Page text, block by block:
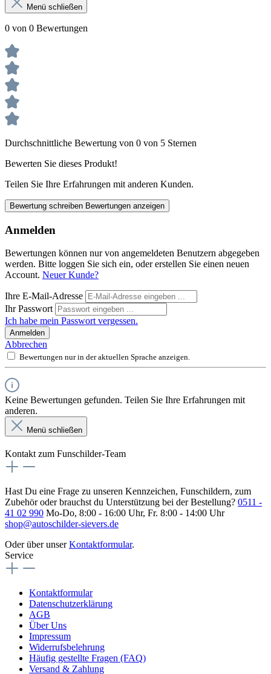
Menü schließen
0 von 0 Bewertungen
Durchschnittliche Bewertung von 0 von 5 Sternen
Bewerten Sie dieses Produkt!
Teilen Sie Ihre Erfahrungen mit anderen Kunden.
Bewertung schreiben Bewertungen anzeigen
Anmelden
Bewertungen können nur von angemeldeten Benutzern abgegeben
werden. Bitte loggen Sie sich ein, oder erstellen Sie einen neuen
Account. Neuer Kunde?
Ihre E-Mail-Adresse
Ihr Passwort
Ich habe mein Passwort vergessen.
Anmelden
Abbrechen
Bewertungen nur in der aktuellen Sprache anzeigen.
Keine Bewertungen gefunden. Teilen Sie Ihre Erfahrungen mit
anderen.
Menü schließen
Kontakt zum Funschilder-Team
Hast Du eine Frage zu unseren Kennzeichen, Funschildern, zum
Zubehör oder brauchst du Unterstützung bei der Bestellung? 0511 -
41 02 990 Mo-Do, 8:00 - 16:00 Uhr, Fr. 8:00 - 14:00 Uhr
shop@autoschilder-sievers.de
Oder über unserKontaktformular.
Service
Kontaktformular
Datenschutzerklärung
AGB
Über Uns
Impressum
Widerrufsbelehrung
Häufig gestellte Fragen (FAQ)
Versand & Zahlung